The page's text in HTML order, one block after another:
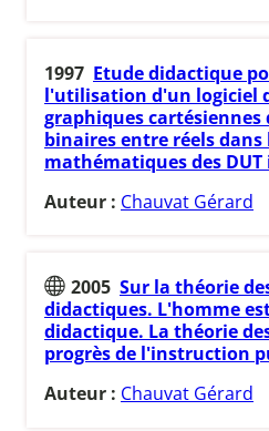
1997 Etude didactique
l'utilisation d'un logiciel
graphiques cartésiennes
binaires entre réels
mathématiques des
Auteur : Chauvat Gérard
2005 Sur la théorie
didactiques. L'homme
didactique. La théorie
progrès de l'instruction
Auteur : Chauvat Gérard